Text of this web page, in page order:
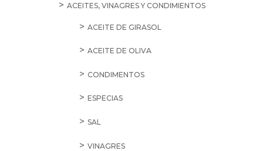
ACEITES, VINAGRES Y CONDIMIENTOS
ACEITE DE GIRASOL
ACEITE DE OLIVA
CONDIMENTOS
ESPECIAS
SAL
VINAGRES